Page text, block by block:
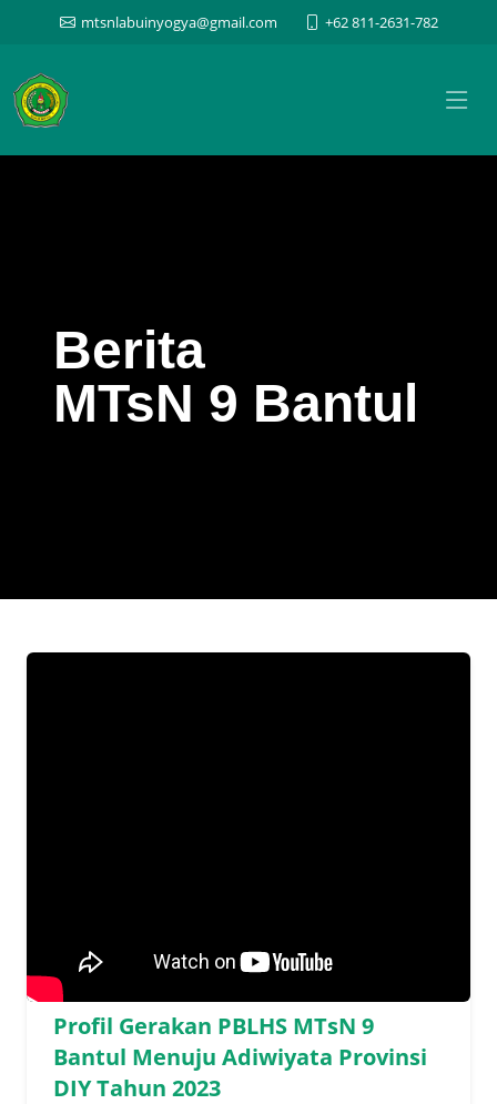
mtsnlabuinyogya@gmail.com +62 811-2631-782
Berita
MTsN 9 Bantul
Profil Gerakan PBLHS MTsN 9
Bantul Menuju Adiwiyata Provinsi
DIY Tahun 2023